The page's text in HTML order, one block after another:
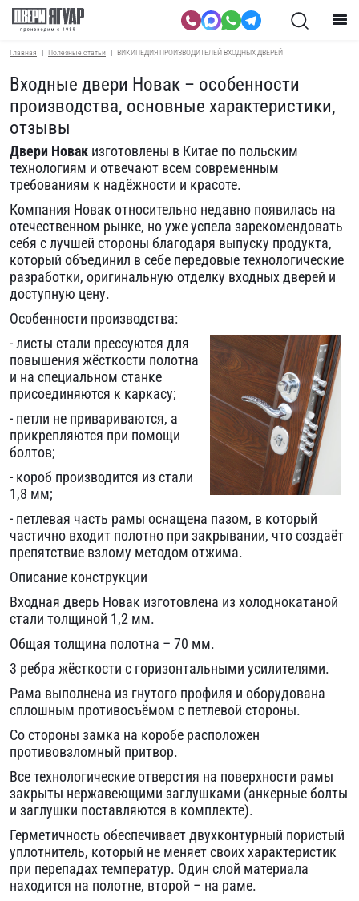
Главная Полезные статьи ВИКИПЕДИЯ ПРОИЗВОДИТЕЛЕЙ ВХОДНЫХ ДВЕРЕЙ
Входные двери Новак – особенности
производства, основные характеристики,
отзывы
Двери Новак изготовлены в Китае по польским
технологиям и отвечают всем современным
требованиям к надёжности и красоте.
Компания Новак относительно недавно появилась на
отечественном рынке, но уже успела зарекомендовать
себя с лучшей стороны благодаря выпуску продукта,
который объединил в себе передовые технологические
разработки, оригинальную отделку входных дверей и
доступную цену.
Особенности производства:
- листы стали прессуются для
повышения жёсткости полотна
и на специальном станке
присоединяются к каркасу;
- петли не привариваются, а
прикрепляются при помощи
болтов;
- короб производится из стали
1,8 мм;
- петлевая часть рамы оснащена пазом, в который
частично входит полотно при закрывании, что создаёт
препятствие взлому методом отжима.
Описание конструкции
Входная дверь Новак изготовлена из холоднокатаной
стали толщиной 1,2 мм.
Общая толщина полотна – 70 мм.
3 ребра жёсткости с горизонтальными усилителями.
Рама выполнена из гнутого профиля и оборудована
сплошным противосъёмом с петлевой стороны.
Со стороны замка на коробе расположен
противовзломный притвор.
Все технологические отверстия на поверхности рамы
закрыты нержавеющими заглушками (анкерные болты
и заглушки поставляются в комплекте).
Герметичность обеспечивает двухконтурный пористый
уплотнитель, который не меняет своих характеристик
при перепадах температур. Один слой материала
находится на полотне, второй – на раме.